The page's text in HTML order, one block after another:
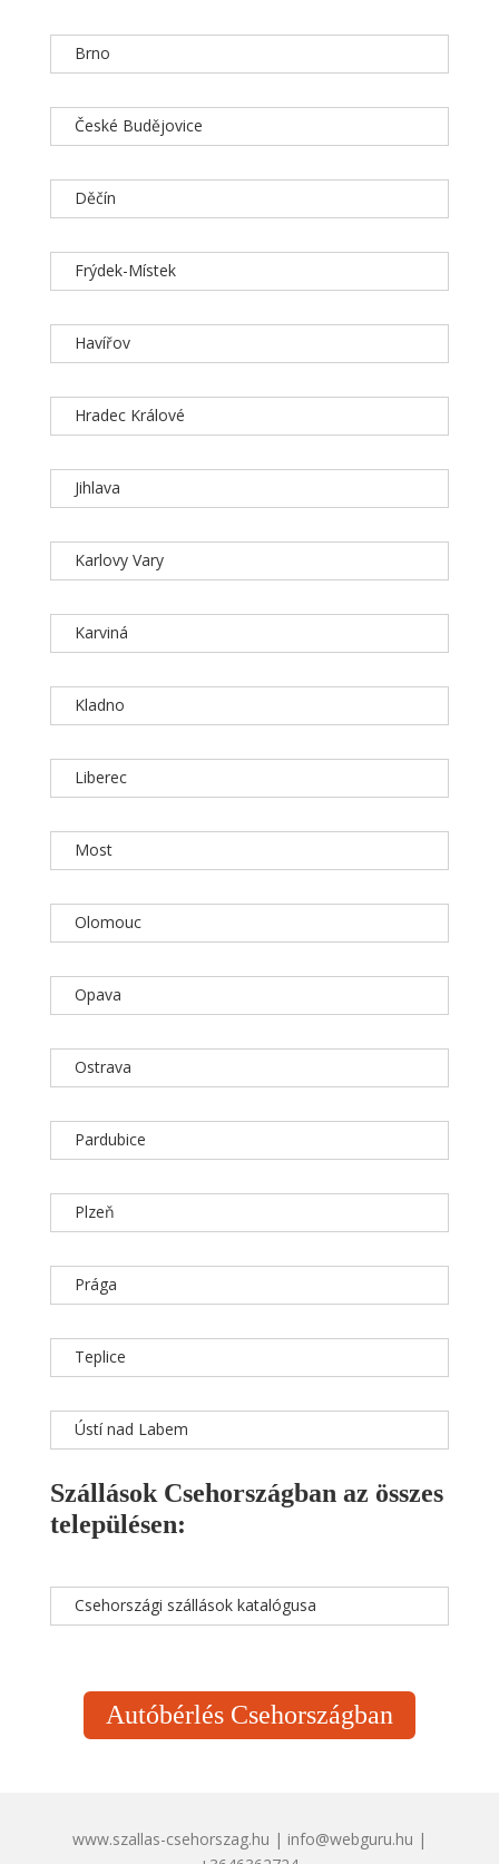
Brno
České Budějovice
Děčín
Frýdek-Místek
Havířov
Hradec Králové
Jihlava
Karlovy Vary
Karviná
Kladno
Liberec
Most
Olomouc
Opava
Ostrava
Pardubice
Plzeň
Prága
Teplice
Ústí nad Labem
Szállások Csehországban az összes
településen:
Csehországi szállások katalógusa
Autóbérlés Csehországban
www.szallas-csehorszag.hu | info@webguru.hu |